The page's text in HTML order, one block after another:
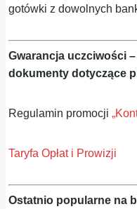
gotówki z dowolnych
Gwarancja uczciwości
dokumenty dotyczące
Regulamin promocji
Taryfa Opłat i Prowizji
Ostatnio popularne na